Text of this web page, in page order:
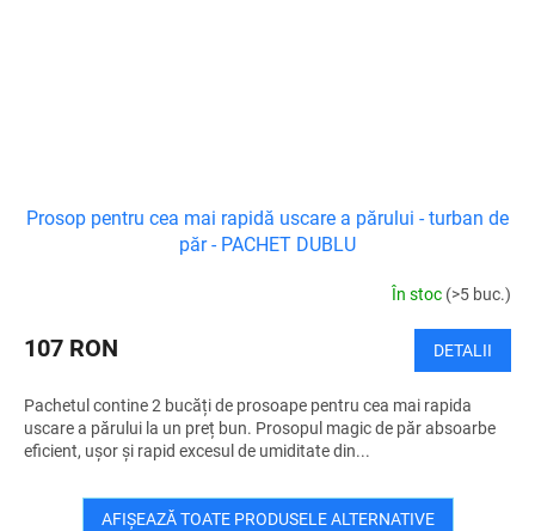
Prosop pentru cea mai rapidă uscare a părului - turban de
păr - PACHET DUBLU
În stoc (>5 buc.)
107 RON DETALII
Pachetul contine 2 bucăți de prosoape pentru cea mai rapida
uscare a părului la un preț bun. Prosopul magic de păr absoarbe
eficient, ușor și rapid excesul de umiditate din...
AFIŞEAZĂ TOATE PRODUSELE ALTERNATIVE